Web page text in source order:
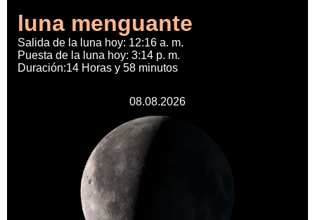
luna menguante
Salida de la luna hoy: 12:16 a. m.
Puesta de la luna hoy: 3:14 p. m.
Duración:14 Horas y 58 minutos
08.08.2026